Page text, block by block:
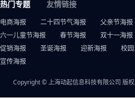
热门专题 友情链接
电商海报 二十四节气海报 父亲节海报
六一儿童节海报
春节海报 双十一海报
促销海报
圣诞海报 迎新海报 校
宣传海报
Copyright © 上海动起信息科技有限公司 版